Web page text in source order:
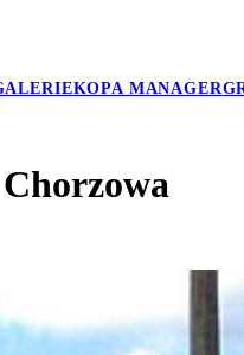
KOPA MANAGER